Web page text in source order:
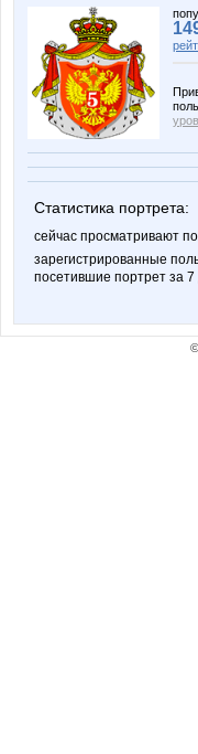
Статистика портрета:
сейчас просматривают
зарегистрированные
посетившие портрет за 7